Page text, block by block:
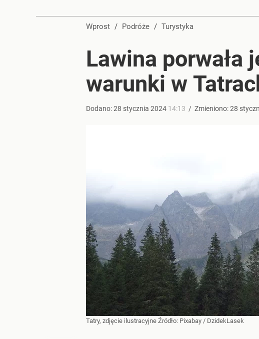
Turyści wydają fortunę nad Bałtykiem. Tyle płacą za tydzień
Wprost / Podróże / Turystyka
Lawina porwała
warunki w
Dodano:28 stycznia 2024 14:13 / Zmieniono:28
Tatry, zdjęcie ilustracyjne Źródło: Pixabay / DzidekLasek